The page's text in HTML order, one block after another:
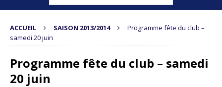
ACCUEIL SAISON 2013/2014
Programme fête du club –
samedi 20 juin
Programme fête du club – samedi
20 juin